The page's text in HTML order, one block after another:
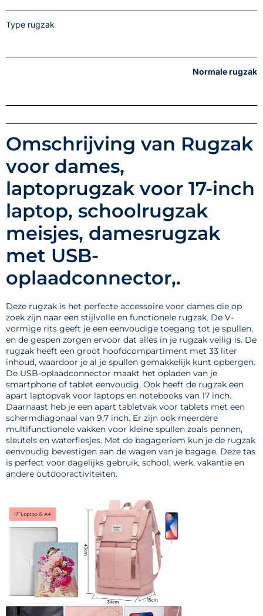
Type rugzak
Normale rugzak
Omschrijving van Rugzak
voor dames,
laptoprugzak voor 17-inch
laptop, schoolrugzak
meisjes, damesrugzak
met USB-
oplaadconnector,.
Deze rugzak is het perfecte accessoire voor dames die op
zoek zijn naar een stijlvolle en functionele rugzak. De V-
vormige rits geeft je een eenvoudige toegang tot je spullen,
en de gespen zorgen ervoor dat alles in je rugzak veilig is. De
rugzak heeft een groot hoofdcompartiment met 33 liter
inhoud, waardoor je al je spullen gemakkelijk kunt opbergen.
De USB-oplaadconnector maakt het opladen van je
smartphone of tablet eenvoudig. Ook heeft de rugzak een
apart laptopvak voor laptops en notebooks van 17 inch.
Daarnaast heb je een apart tabletvak voor tablets met een
schermdiagonaal van 9,7 inch. Er zijn ook meerdere
multifunctionele vakken voor kleine spullen zoals pennen,
sleutels en waterflesjes. Met de bagageriem kun je de rugzak
eenvoudig bevestigen aan de wagen van je bagage. Deze tas
is perfect voor dagelijks gebruik, school, werk, vakantie en
andere outdooractiviteiten.